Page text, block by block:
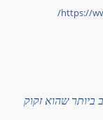
https://
שהוא זקוק